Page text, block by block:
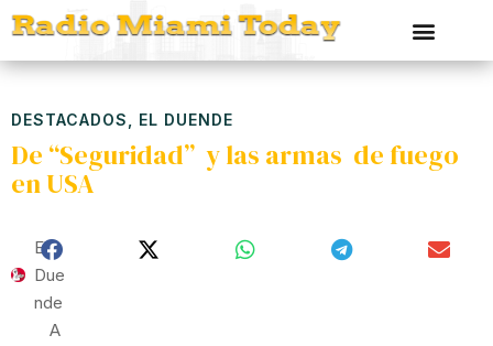
DESTACADOS EL DUENDE
De “Seguridad” y las armas de fuego
en USA
El
Due
Nde
A